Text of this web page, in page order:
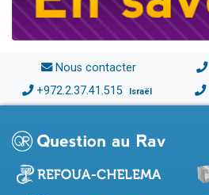
Nous contacter
+972.2.37.41.515 Israël